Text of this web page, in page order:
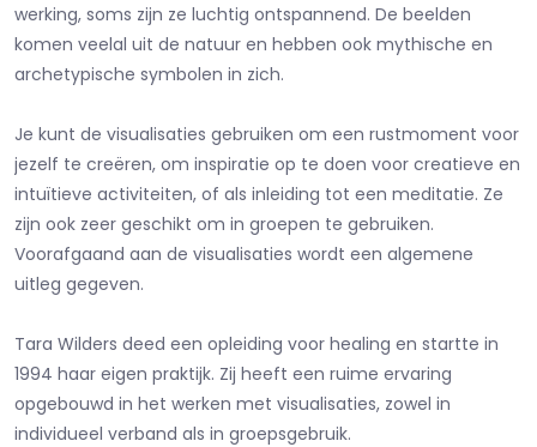
werking, soms zijn ze luchtig ontspannend. De beelden
komen veelal uit de natuur en hebben ook mythische en
archetypische symbolen in zich.
Je kunt de visualisaties gebruiken om een rustmoment voor
jezelf te creëren, om inspiratie op te doen voor creatieve en
intuïtieve activiteiten, of als inleiding tot een meditatie. Ze
zijn ook zeer geschikt om in groepen te gebruiken.
Voorafgaand aan de visualisaties wordt een algemene
uitleg gegeven.
Tara Wilders deed een opleiding voor healing en startte in
1994 haar eigen praktijk. Zij heeft een ruime ervaring
opgebouwd in het werken met visualisaties, zowel in
individueel verband als in groepsgebruik.